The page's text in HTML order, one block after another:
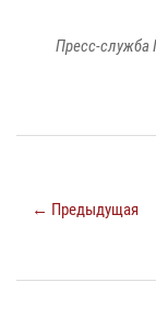
Пресс-служба
← Предыдущая